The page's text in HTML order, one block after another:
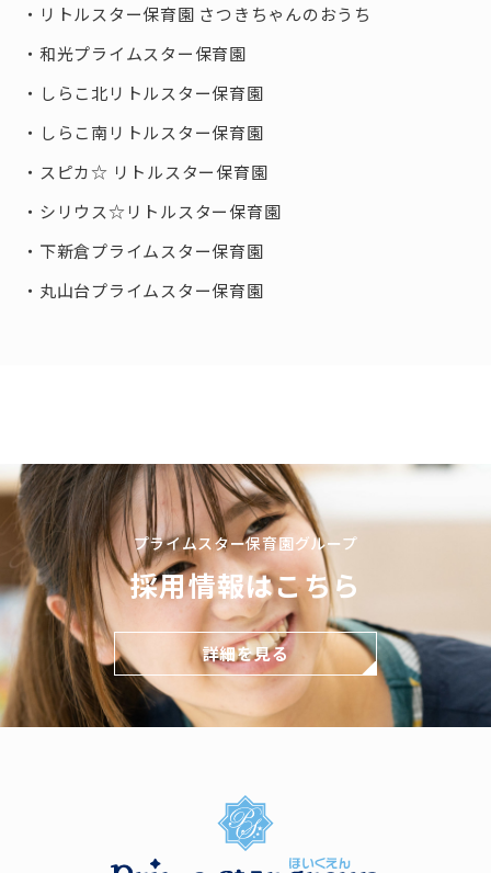
リトルスター保育園 さつきちゃんのおうち
和光プライムスター保育園
しらこ北リトルスター保育園
しらこ南リトルスター保育園
スピカ☆ リトルスター保育園
シリウス☆リトルスター保育園
下新倉プライムスター保育園
丸山台プライムスター保育園
プライムスター保育園グループ
採用情報はこちら
詳細を見る